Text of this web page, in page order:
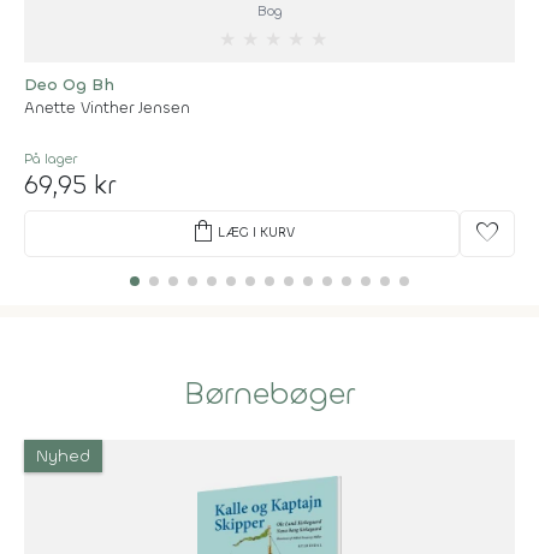
Bog
Deo Og Bh
Anette Vinther Jensen
På lager
69,95 kr
shopping_bag LÆG I KURV favorite
Børnebøger
Nyhed